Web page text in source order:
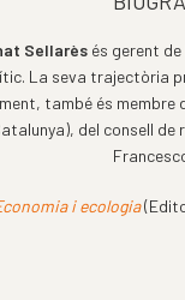
Sellarès és gerent de
La seva trajectòria
també és
del consell
i ecologia